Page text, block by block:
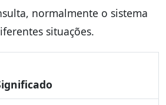
normalmente o sistema
situações.